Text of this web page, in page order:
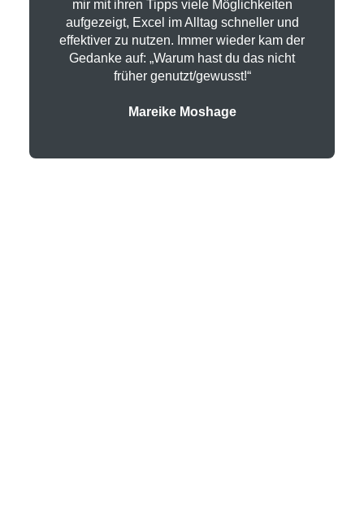
mir mit ihren Tipps viele Möglichkeiten
aufgezeigt, Excel im Alltag schneller und
effektiver zu nutzen. Immer wieder kam der
Gedanke auf: „Warum hast du das nicht
früher genutzt/gewusst!“
Mareike Moshage